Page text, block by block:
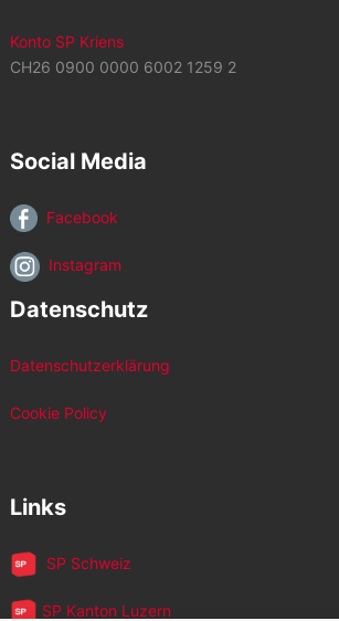
Konto SP Kriens
CH26 0900 0000 6002 1259 2
Social Media
Facebook
Instagram
Datenschutz
Datenschutzerklärung
Cookie Policy
Links
SP Schweiz
SP Kanton Luzern